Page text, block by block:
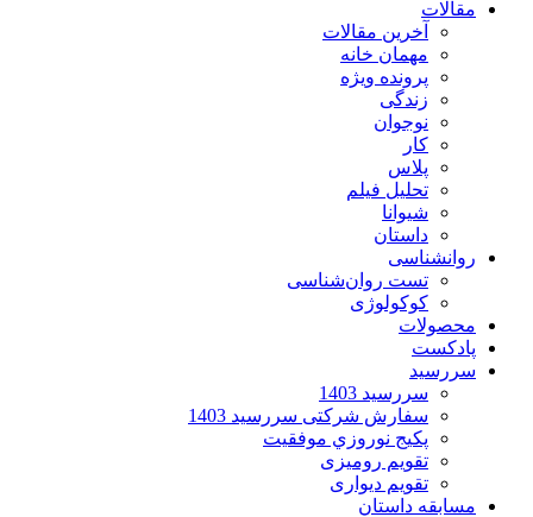
مقالات
آخرین مقالات
مهمان خانه
پرونده ویژه
زندگی
نوجوان
کار
پلاس
تحلیل فیلم
شیوانا
داستان
روانشناسی
تست روان‌شناسی
کوکولوژی
محصولات
پادکست
سررسید
سررسید 1403
سفارش شرکتی سررسید 1403
پکيج نوروزي موفقيت
تقویم رومیزی
تقویم دیواری
مسابقه داستان